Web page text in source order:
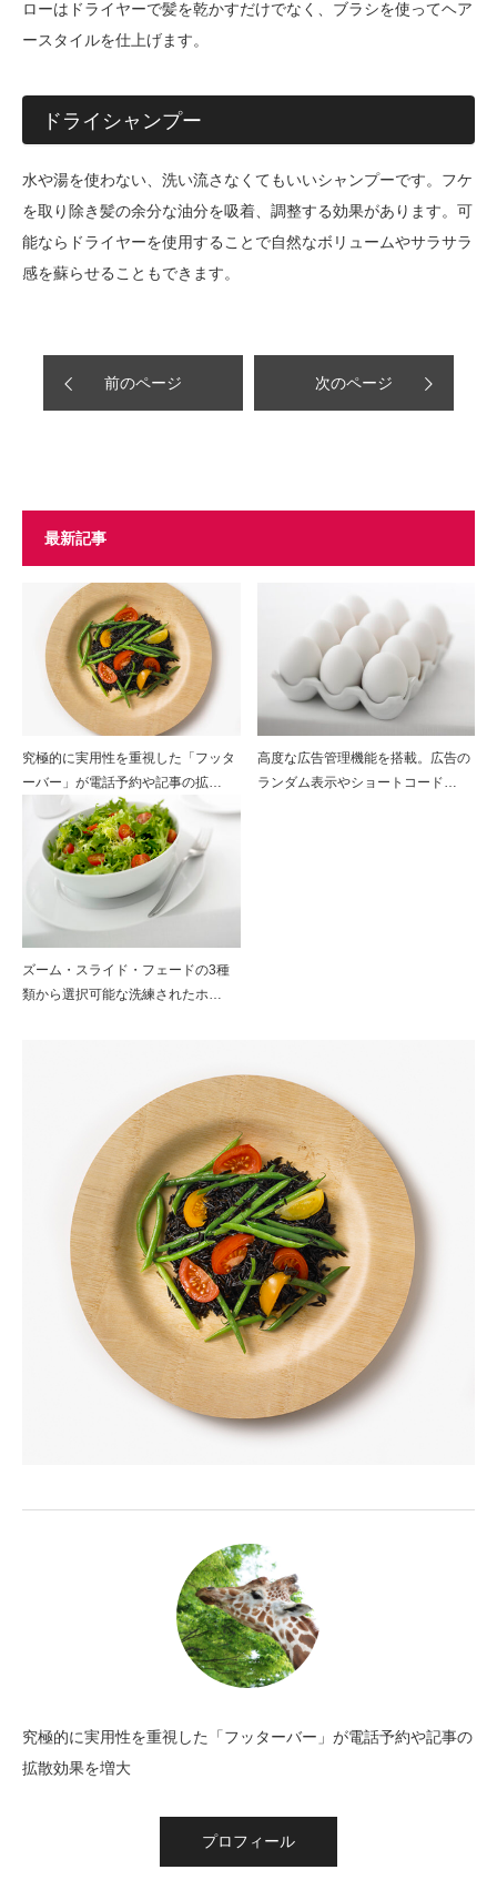
ローはドライヤーで髪を乾かすだけでなく、ブラシを使ってヘア
ースタイルを仕上げます。
ドライシャンプー
水や湯を使わない、洗い流さなくてもいいシャンプーです。フケ
を取り除き髪の余分な油分を吸着、調整する効果があります。可
能ならドライヤーを使用することで自然なボリュームやサラサラ
感を蘇らせることもできます。
前のページ 次のページ
最新記事
究極的に実用性を重視した「フッタ
ーバー」が電話予約や記事の拡…
高度な広告管理機能を搭載。広告の
ランダム表示やショートコード…
ズーム・スライド・フェードの3種
類から選択可能な洗練されたホ…
究極的に実用性を重視した「フッターバー」が電話予約や記事の
拡散効果を増大
プロフィール